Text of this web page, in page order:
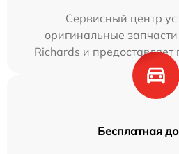
Сервисный центр
оригинальные
Richards и предоставляет
Бесплатная